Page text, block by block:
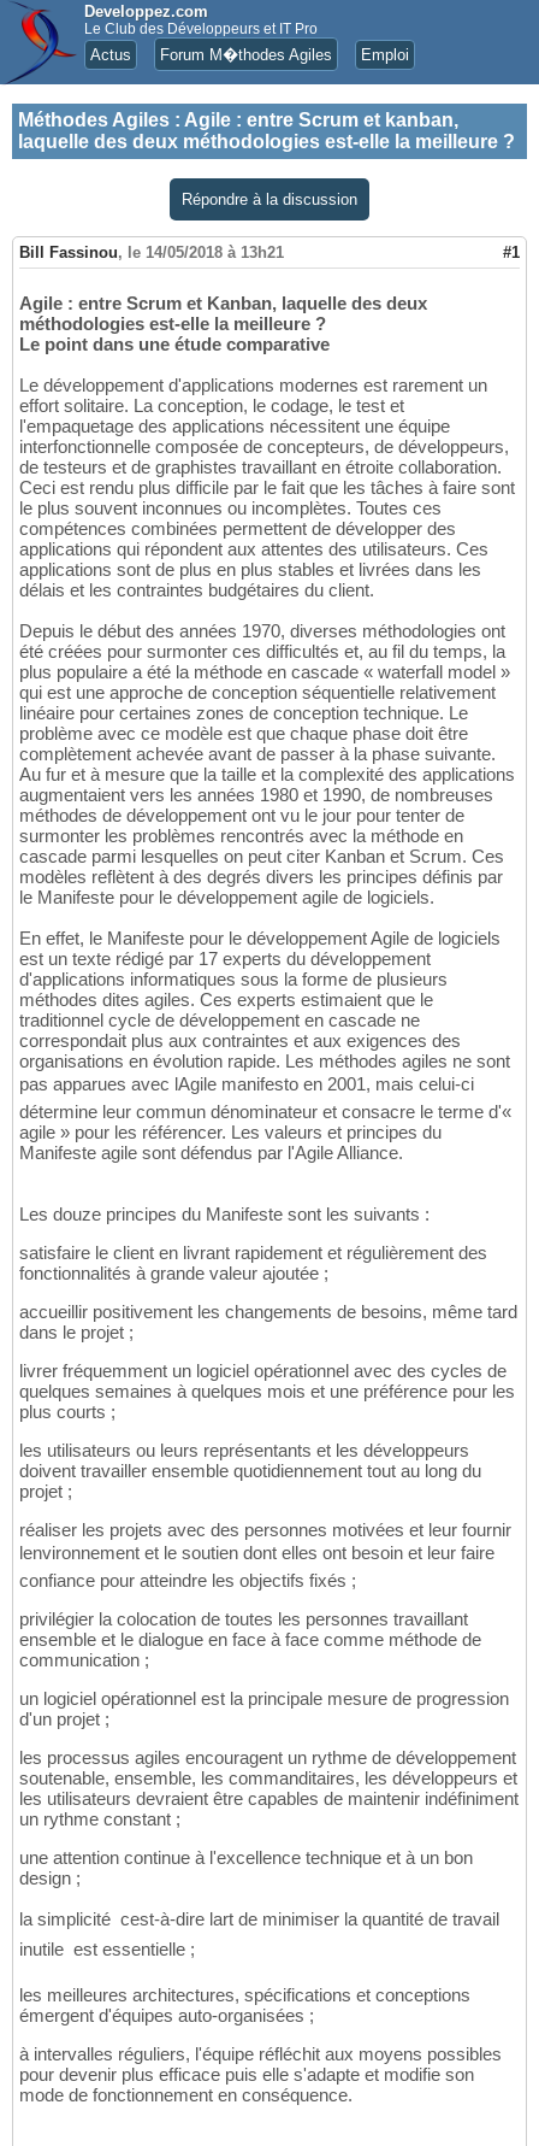
Developpez.com
Le Club des Développeurs et IT Pro
Actus Forum M�thodes Agiles Emploi
Méthodes Agiles : Agile : entre Scrum et kanban,
laquelle des deux méthodologies est-elle la meilleure ?
Répondre à la discussion
Bill Fassinou, le 14/05/2018 à 13h21 #1
Agile : entre Scrum et Kanban, laquelle des deux
méthodologies est-elle la meilleure ?
Le point dans une étude comparative
Le développement d'applications modernes est rarement un
effort solitaire. La conception, le codage, le test et
l'empaquetage des applications nécessitent une équipe
interfonctionnelle composée de concepteurs, de développeurs,
de testeurs et de graphistes travaillant en étroite collaboration.
Ceci est rendu plus difficile par le fait que les tâches à faire sont
le plus souvent inconnues ou incomplètes. Toutes ces
compétences combinées permettent de développer des
applications qui répondent aux attentes des utilisateurs. Ces
applications sont de plus en plus stables et livrées dans les
délais et les contraintes budgétaires du client.
Depuis le début des années 1970, diverses méthodologies ont
été créées pour surmonter ces difficultés et, au fil du temps, la
plus populaire a été la méthode en cascade « waterfall model »
qui est une approche de conception séquentielle relativement
linéaire pour certaines zones de conception technique. Le
problème avec ce modèle est que chaque phase doit être
complètement achevée avant de passer à la phase suivante.
Au fur et à mesure que la taille et la complexité des applications
augmentaient vers les années 1980 et 1990, de nombreuses
méthodes de développement ont vu le jour pour tenter de
surmonter les problèmes rencontrés avec la méthode en
cascade parmi lesquelles on peut citer Kanban et Scrum. Ces
modèles reflètent à des degrés divers les principes définis par
le Manifeste pour le développement agile de logiciels.
En effet, le Manifeste pour le développement Agile de logiciels
est un texte rédigé par 17 experts du développement
d'applications informatiques sous la forme de plusieurs
méthodes dites agiles. Ces experts estimaient que le
traditionnel cycle de développement en cascade ne
correspondait plus aux contraintes et aux exigences des
organisations en évolution rapide. Les méthodes agiles ne sont
pas apparues avec lAgile manifesto en 2001, mais celui-ci
détermine leur commun dénominateur et consacre le terme d'«
agile » pour les référencer. Les valeurs et principes du
Manifeste agile sont défendus par l'Agile Alliance.
Les douze principes du Manifeste sont les suivants :
satisfaire le client en livrant rapidement et régulièrement des
fonctionnalités à grande valeur ajoutée ;
accueillir positivement les changements de besoins, même tard
dans le projet ;
livrer fréquemment un logiciel opérationnel avec des cycles de
quelques semaines à quelques mois et une préférence pour les
plus courts ;
les utilisateurs ou leurs représentants et les développeurs
doivent travailler ensemble quotidiennement tout au long du
projet ;
réaliser les projets avec des personnes motivées et leur fournir
lenvironnement et le soutien dont elles ont besoin et leur faire
confiance pour atteindre les objectifs fixés ;
privilégier la colocation de toutes les personnes travaillant
ensemble et le dialogue en face à face comme méthode de
communication ;
un logiciel opérationnel est la principale mesure de progression
d'un projet ;
les processus agiles encouragent un rythme de développement
soutenable, ensemble, les commanditaires, les développeurs et
les utilisateurs devraient être capables de maintenir indéfiniment
un rythme constant ;
une attention continue à l'excellence technique et à un bon
design ;
la simplicité  cest-à-dire lart de minimiser la quantité de travail
inutile  est essentielle ;
les meilleures architectures, spécifications et conceptions
émergent d'équipes auto-organisées ;
à intervalles réguliers, l'équipe réfléchit aux moyens possibles
pour devenir plus efficace puis elle s'adapte et modifie son
mode de fonctionnement en conséquence.